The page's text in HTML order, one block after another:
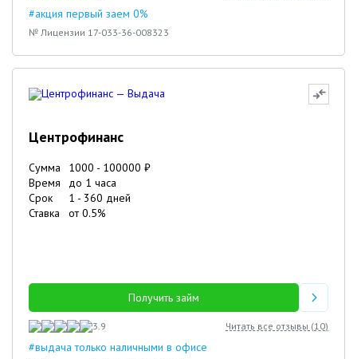
#акция первый заем 0%
№ Лицензии 17-033-36-008323
Центрофинанс
Сумма 1000 - 100000 ₽
Время
до 1 часа
Срок
1 - 360 дней
Ставка
от0.5%
Получить займ
3.9 Читать все отзывы (10)
#выдача только наличными в офисе